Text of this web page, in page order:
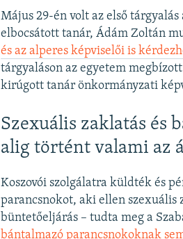
Május 29-én volt az első
elbocsátott tanár, Ádám Zoltán
és az alperes képviselői is
tárgyaláson az egyetem
kirúgott tanár önkormányzati
Szexuális zaklatás és
alig történt valami az
Koszovói szolgálatra küldték és
parancsnokot, aki ellen szexuális
büntetőeljárás – tudta meg a
bántalmazó parancsnokoknak